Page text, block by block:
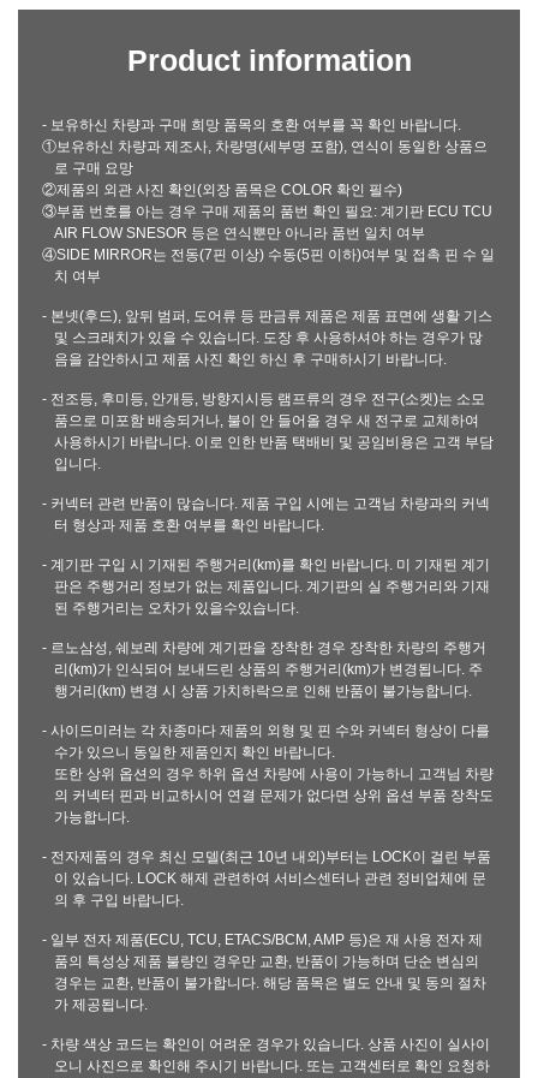
Product information
- 보유하신 차량과 구매 희망 품목의 호환 여부를 꼭 확인 바랍니다.
①보유하신 차량과 제조사, 차량명(세부명 포함), 연식이 동일한 상품으
로 구매 요망
②제품의 외관 사진 확인(외장 품목은 COLOR 확인 필수)
③부품 번호를 아는 경우 구매 제품의 품번 확인 필요: 계기판 ECU TCU
AIR FLOW SNESOR 등은 연식뿐만 아니라 품번 일치 여부
④SIDE MIRROR는 전동(7핀 이상) 수동(5핀 이하)여부 및 접촉 핀 수 일
치 여부
- 본넷(후드), 앞뒤 범퍼, 도어류 등 판금류 제품은 제품 표면에 생활 기스
및 스크래치가 있을 수 있습니다. 도장 후 사용하셔야 하는 경우가 많
음을 감안하시고 제품 사진 확인 하신 후 구매하시기 바랍니다.
- 전조등, 후미등, 안개등, 방향지시등 램프류의 경우 전구(소켓)는 소모
품으로 미포함 배송되거나, 불이 안 들어올 경우 새 전구로 교체하여
사용하시기 바랍니다. 이로 인한 반품 택배비 및 공임비용은 고객 부담
입니다.
- 커넥터 관련 반품이 많습니다. 제품 구입 시에는 고객님 차량과의 커넥
터 형상과 제품 호환 여부를 확인 바랍니다.
- 계기판 구입 시 기재된 주행거리(km)를 확인 바랍니다. 미 기재된 계기
판은 주행거리 정보가 없는 제품입니다. 계기판의 실 주행거리와 기재
된 주행거리는 오차가 있을수있습니다.
- 르노삼성, 쉐보레 차량에 계기판을 장착한 경우 장착한 차량의 주행거
리(km)가 인식되어 보내드린 상품의 주행거리(km)가 변경됩니다. 주
행거리(km) 변경 시 상품 가치하락으로 인해 반품이 불가능합니다.
- 사이드미러는 각 차종마다 제품의 외형 및 핀 수와 커넥터 형상이 다를
수가 있으니 동일한 제품인지 확인 바랍니다.
또한 상위 옵션의 경우 하위 옵션 차량에 사용이 가능하니 고객님 차량
의 커넥터 핀과 비교하시어 연결 문제가 없다면 상위 옵션 부품 장착도
가능합니다.
- 전자제품의 경우 최신 모델(최근 10년 내외)부터는 LOCK이 걸린 부품
이 있습니다. LOCK 해제 관련하여 서비스센터나 관련 정비업체에 문
의 후 구입 바랍니다.
- 일부 전자 제품(ECU, TCU, ETACS/BCM, AMP 등)은 재 사용 전자 제
품의 특성상 제품 불량인 경우만 교환, 반품이 가능하며 단순 변심의
경우는 교환, 반품이 불가합니다. 해당 품목은 별도 안내 및 동의 절차
가 제공됩니다.
- 차량 색상 코드는 확인이 어려운 경우가 있습니다. 상품 사진이 실사이
오니 사진으로 확인해 주시기 바랍니다. 또는 고객센터로 확인 요청하